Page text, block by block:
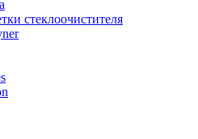
стеклоочистителя